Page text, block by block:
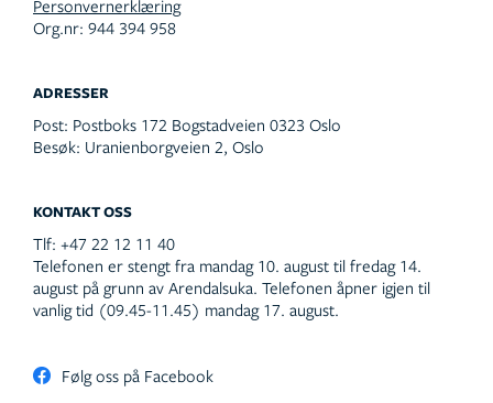
Personvernerklæring
Org.nr: 944 394 958
ADRESSER
Post: Postboks 172 Bogstadveien 0323 Oslo
Besøk: Uranienborgveien 2, Oslo
KONTAKT OSS
Tlf: +47 22 12 11 40
Telefonen er stengt fra mandag 10. august til fredag 14.
august på grunn av Arendalsuka. Telefonen åpner igjen til
vanlig tid (09.45-11.45) mandag 17. august.
Følg oss på Facebook